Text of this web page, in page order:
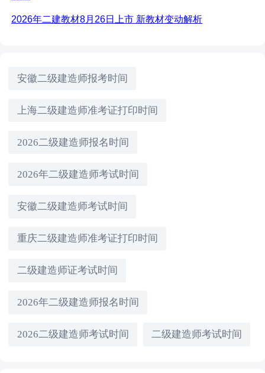
2026年二建教材8月26日上市 新教材变动解析
安徽二级建造师报考时间
上海二级建造师准考证打印时间
2026二级建造师报名时间
2026年二级建造师考试时间
安徽二级建造师考试时间
重庆二级建造师准考证打印时间
二级建造师证考试时间
2026年二级建造师报名时间
2026二级建造师考试时间 二级建造师考试时间